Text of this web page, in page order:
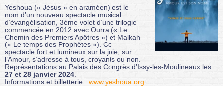
Yeshoua (« Jésus » en araméen) est le
nom d’un nouveau spectacle musical
d’évangélisation, 3ème volet d’une trilogie
commencée en 2012 avec Ourra (« Le
Chemin des Premiers Apôtres ») et Malkah
(« Le temps des Prophètes »). Ce
spectacle fort et lumineux sur la joie, sur
l’Amour, s’adresse à tous, croyants ou non.
Représentations au Palais des Congrès d’Issy-les-Moulineaux les
27 et 28 janvier 2024
Informations et billetterie : www.yeshoua.org